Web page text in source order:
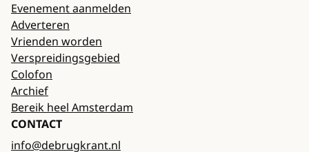
Evenement aanmelden
Adverteren
Vrienden worden
Verspreidingsgebied
Colofon
Archief
Bereik heel Amsterdam
CONTACT
info@debrugkrant.nl